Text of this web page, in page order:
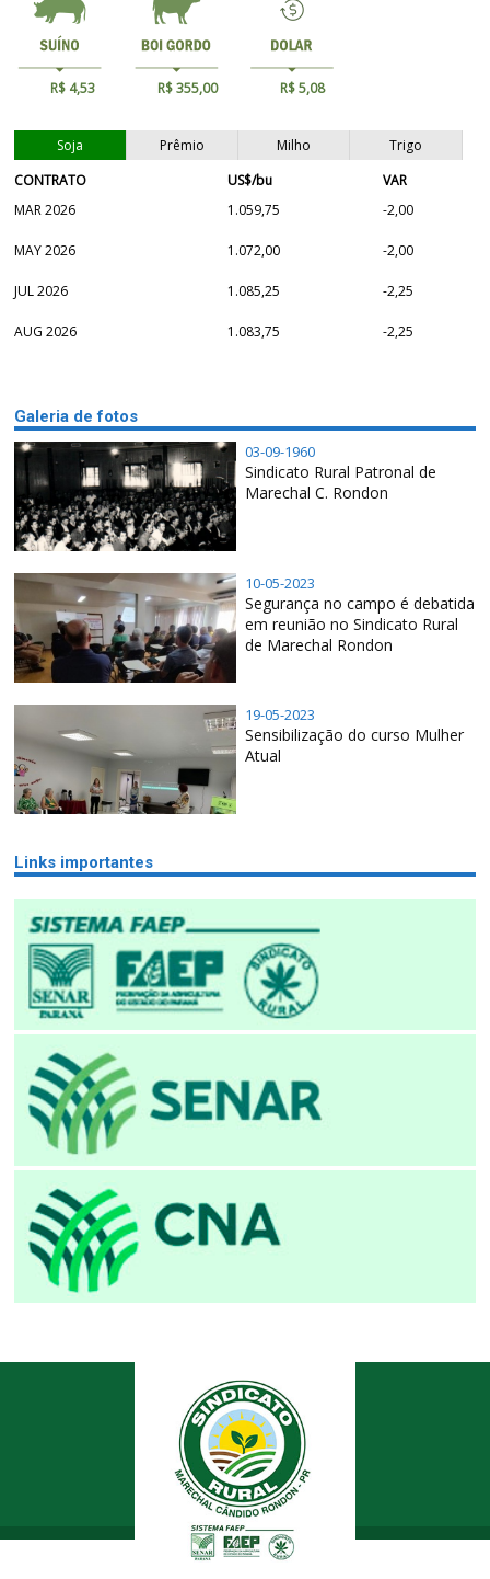
R$ 4,53 R$ 355,00 R$ 5,08
Soja Prêmio Milho
Trigo
CONTRATO
US$/bu
VAR
MAR 2026
1.059,75 -2,00
MAY 2026 1.072,00 -2,00
JUL 2026 1.085,25 -2,25
AUG 2026 1.083,75 -2,25
Galeria de fotos
03-09-1960
Sindicato Rural Patronal de
Marechal C. Rondon
10-05-2023
Segurança no campo é debatida
em reunião no Sindicato Rural
de Marechal Rondon
19-05-2023
Sensibilização do curso Mulher
Atual
Links importantes